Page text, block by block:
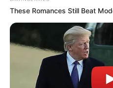
These Romances Still Beat